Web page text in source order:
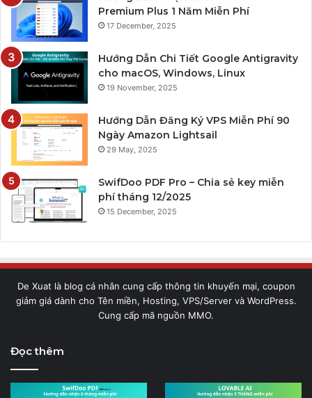
Premium Plus 1 Năm Miễn Phí
17 December, 2025
Hướng Dẫn Chi Tiết Google Antigravity
cho macOS, Windows, Linux
19 November, 2025
Hướng Dẫn Đăng Ký VPS Miễn Phí 90
Ngày Amazon Lightsail
29 May, 2025
SwifDoo PDF Pro – Chia sẻ key miễn
phí tháng 12/2025
15 December, 2025
De Xuat là blog cá nhân cung cấp thông tin khuyến mại, coupon
giảm giá dành cho Tên miền, Hosting, VPS/Server và WordPress.
Cung cấp mã nguồn MMO.
Đọc thêm